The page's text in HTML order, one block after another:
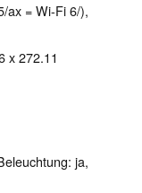
ax = Wi-Fi 6/),
x 272.11
ja,